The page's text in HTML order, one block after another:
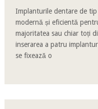
Implanturile dentare de
modernă și eficientă
majoritatea sau chiar toți
inserarea a patru
se fixează o